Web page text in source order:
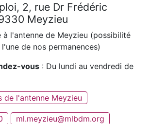
2, rue Dr Frédéric
Meyzieu
à l'antenne de Meyzieu (possibilité
de nos permanences)
vous : Du lundi au vendredi de
de l'antenne Meyzieu
ml.meyzieu@mlbdm.org